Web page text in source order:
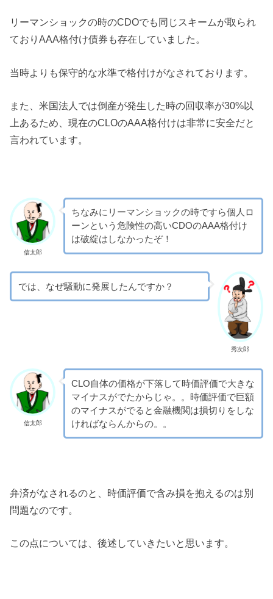
リーマンショックの時のCDOでも同じスキームが取られ
ておりAAA格付け債券も存在していました。
当時よりも保守的な水準で格付けがなされております。
また、米国法人では倒産が発生した時の回収率が30%以
上あるため、現在のCLOのAAA格付けは非常に安全だと
言われています。
信太郎
ちなみにリーマンショックの時ですら個人ロ
ーンという危険性の高いCDOのAAA格付け
は破綻はしなかったぞ！
秀次郎
では、なぜ騒動に発展したんですか？
信太郎
CLO自体の価格が下落して時価評価で大きな
マイナスがでたからじゃ。。時価評価で巨額
のマイナスがでると金融機関は損切りをしな
ければならんからの。。
弁済がなされるのと、時価評価で含み損を抱えるのは別
問題なのです。
この点については、後述していきたいと思います。